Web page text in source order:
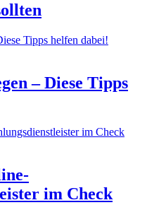
– Diese Tipps
im Check